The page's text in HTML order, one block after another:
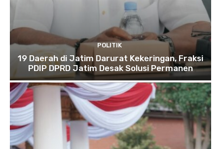
POLITIK
19 Daerah di Jatim Darurat Kekeringan, Fraksi
PDIP DPRD Jatim Desak Solusi Permanen